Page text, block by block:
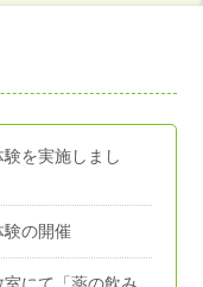
を実施しまし
験の開催